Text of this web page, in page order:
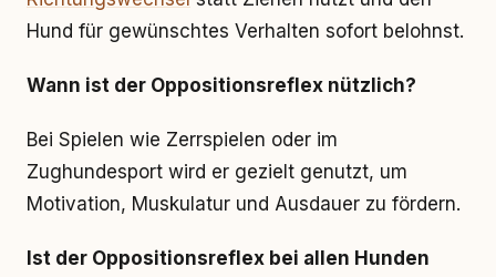
Hund für gewünschtes Verhalten sofort belohnst.
Wann ist der Oppositionsreflex nützlich?
Bei Spielen wie Zerrspielen oder im
Zughundesport wird er gezielt genutzt, um
Motivation, Muskulatur und Ausdauer zu fördern.
Ist der Oppositionsreflex bei allen Hunden